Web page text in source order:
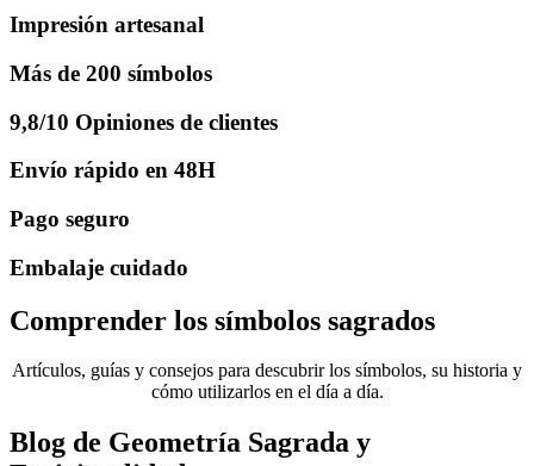
Impresión artesanal
Más de 200 símbolos
9,8/10 Opiniones de clientes
Envío rápido en 48H
Pago seguro
Embalaje cuidado
Comprender los símbolos sagrados
Artículos, guías y consejos para descubrir los símbolos, su historia y
cómo utilizarlos en el día a día.
Blog de Geometría Sagrada y